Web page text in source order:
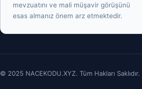
mevzuatını ve mali müşavir görüşünü
esas almanız önem arz etmektedir.
© 2025 NACEKODU.XYZ. Tüm Hakları Saklıdır.